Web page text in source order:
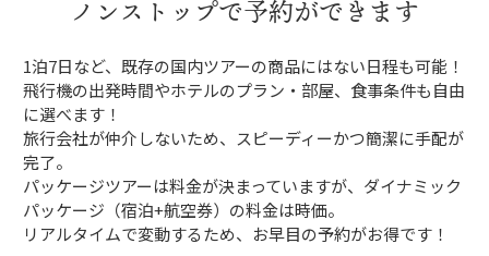
ノンストップで予約ができます
1泊7日など、既存の国内ツアーの商品にはない日程も可能！
飛行機の出発時間やホテルのプラン・部屋、食事条件も自由
に選べます！
旅行会社が仲介しないため、スピーディーかつ簡潔に手配が
完了。
パッケージツアーは料金が決まっていますが、ダイナミック
パッケージ（宿泊+航空券）の料金は時価。
リアルタイムで変動するため、お早目の予約がお得です！